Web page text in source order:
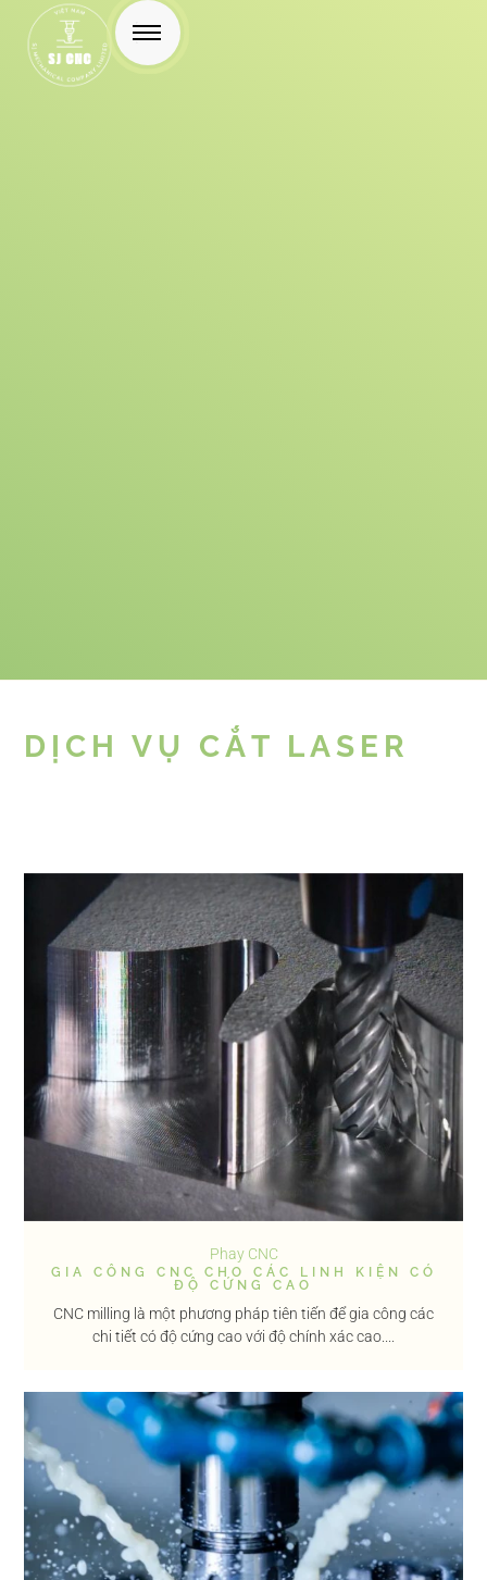
DỊCH VỤ CẮT LASER
Phay CNC
GIA CÔNG CNC CHO CÁC LINH KIỆN CÓ
ĐỘ CỨNG CAO
CNC milling là một phương pháp tiên tiến để gia công các
chi tiết có độ cứng cao với độ chính xác cao....